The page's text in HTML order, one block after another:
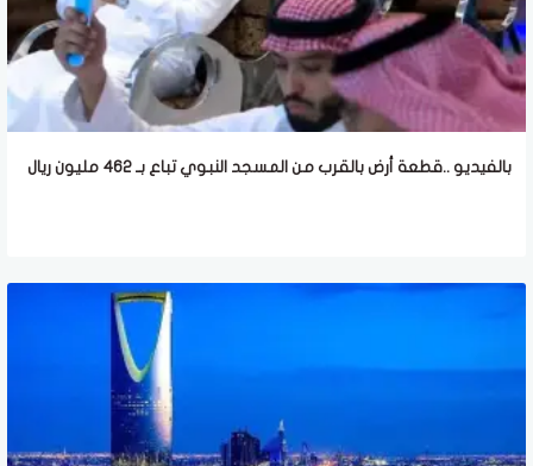
بالفيديو ..قطعة أرض بالقرب من المسجد النبوي تباع بـ 462 مليون ريال